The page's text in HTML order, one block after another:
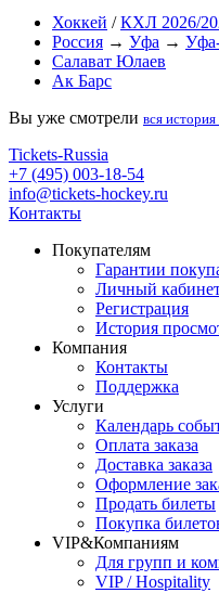
Хоккей /КХЛ 2026/
Россия → Уфа →
Салават Юлаев
Ак Барс
Вы уже смотрели вся
Tickets-Russia
+7 (495) 003-18-54
info@tickets-hockey.ru
Контакты
Покупателям
Гарантии
Личный
Регистрация
История
Компания
Контакты
Поддержка
Услуги
Календарь
Оплата заказа
Доставка заказа
Оформление
Продать билеты
Покупка
VIP&Компаниям
Для групп и
VIP / Hospitality